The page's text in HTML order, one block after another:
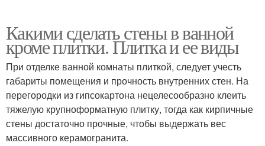
Какими сделать стены в ванной
кроме плитки. Плитка и ее виды
При отделке ванной комнаты плиткой, следует учесть
габариты помещения и прочность внутренних стен. На
перегородки из гипсокартона нецелесообразно клеить
тяжелую крупноформатную плитку, тогда как кирпичные
стены достаточно прочные, чтобы выдержать вес
массивного керамогранита.